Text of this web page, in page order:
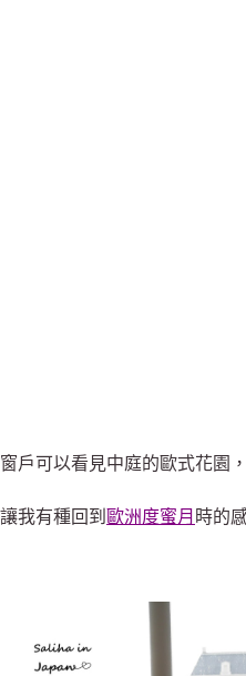
窗戶可以看見中庭的歐式花園，
讓我有種回到 歐洲度蜜月 時的